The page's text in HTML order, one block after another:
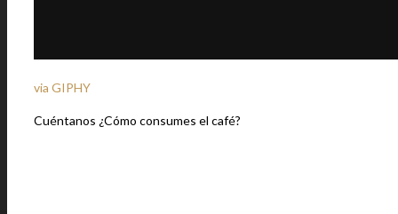
via GIPHY
Cuéntanos ¿Cómo consumes el café?